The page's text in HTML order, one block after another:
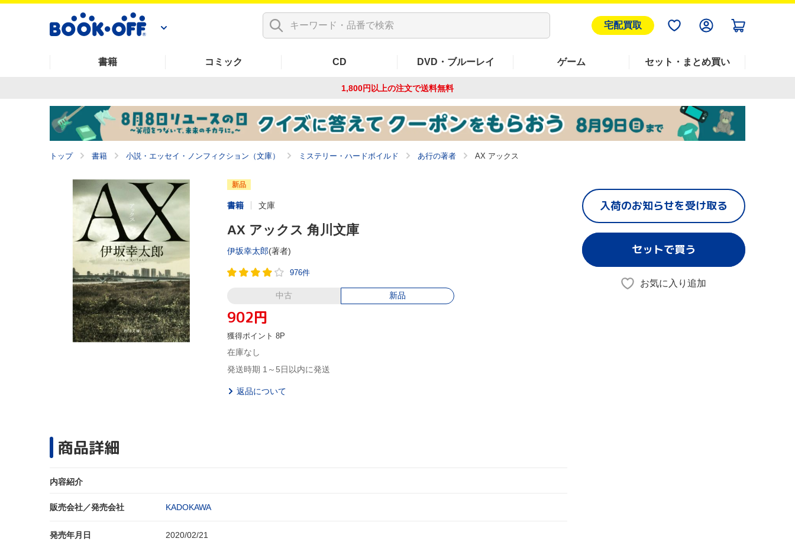
宅配買取
書籍 コミック CD DVD・ブルーレイ ゲーム セット・まとめ買い
1,800円以上の注文で送料無料
トップ 書籍 小説・エッセイ・ノンフィクション（文庫） ミステリー・ハードボイルド あ行の著者 AX アックス
新品
書籍 文庫
AX アックス 角川文庫
伊坂幸太郎(著者)
976件
中古 新品
902円
獲得ポイント 8P
在庫なし
発送時期 1～5日以内に発送
返品について
商品詳細
内容紹介
販売会社／発売会社 KADOKAWA
発売年月日
2020/02/21
入荷のお知らせを受け取る
セットで買う
お気に入り追加